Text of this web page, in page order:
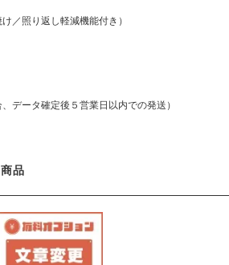
／照り返し軽減機能付き）
データ確定後５営業日以内での発送）
品